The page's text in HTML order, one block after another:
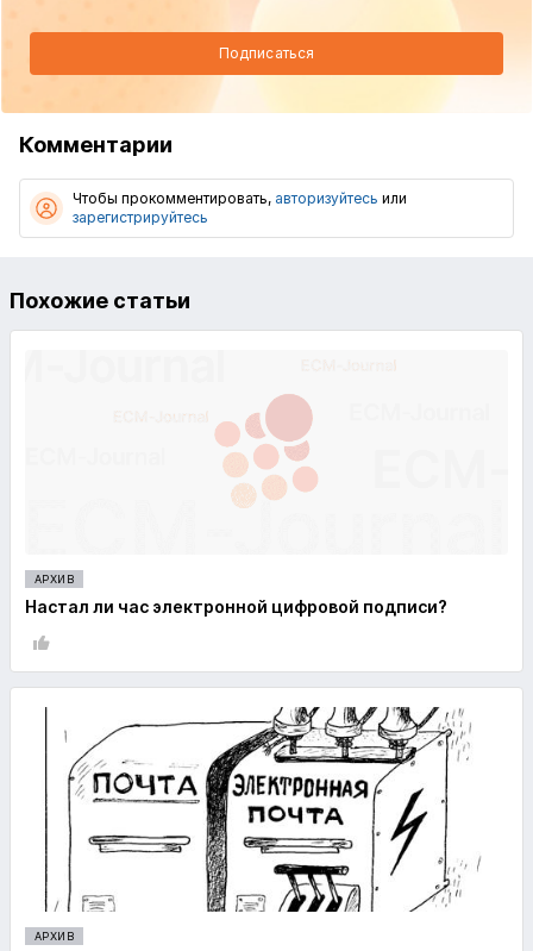
Подписаться
Комментарии
Чтобы прокомментировать, авторизуйтесь или
зарегистрируйтесь
Похожие статьи
АРХИВ
Настал ли час электронной цифровой подписи?
АРХИВ